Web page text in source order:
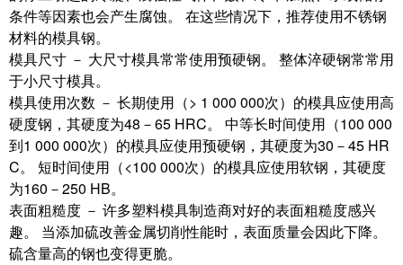
条件等因素也会产生腐蚀。 在这些情况下，推荐使用不锈钢
材料的模具钢。
模具尺寸 － 大尺寸模具常常使用预硬钢。 整体淬硬钢常常用
于小尺寸模具。
模具使用次数 － 长期使用（> 1 000 000次）的模具应使用高
硬度钢，其硬度为48－65 HRC。 中等长时间使用（100 000
到1 000 000次）的模具应使用预硬钢，其硬度为30－45 HR
C。 短时间使用（<100 000次）的模具应使用软钢，其硬度
为160－250 HB。
表面粗糙度 － 许多塑料模具制造商对好的表面粗糙度感兴
趣。 当添加硫改善金属切削性能时，表面质量会因此下降。
硫含量高的钢也变得更脆。